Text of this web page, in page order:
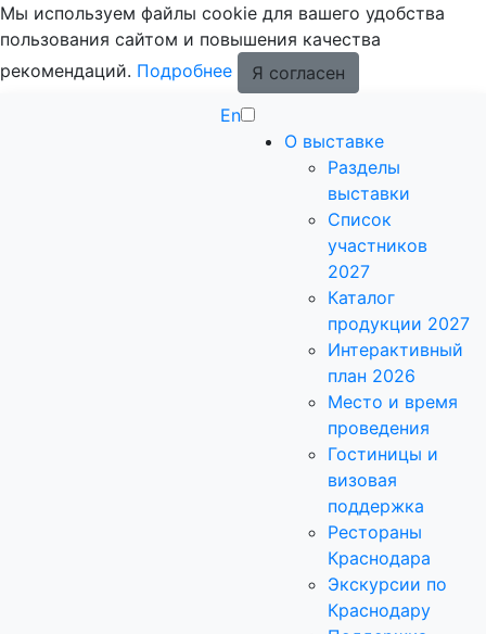
Мы используем файлы cookie для вашего удобства
пользования сайтом и повышения качества
рекомендаций. Подробнее
Я согласен
En
О выставке
Разделы
выставки
Список
участников
2027
Каталог
продукции 2027
Интерактивный
план 2026
Место и время
проведения
Гостиницы и
визовая
поддержка
Рестораны
Краснодара
Экскурсии по
Краснодару